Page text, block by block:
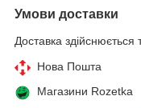
Умови доставки
Доставка здійснюється
Нова Пошта
Магазини Rozetka